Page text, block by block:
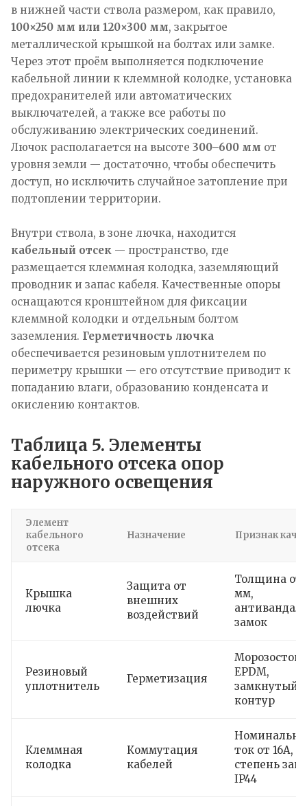
в нижней части ствола размером, как правило,
100×250 мм или 120×300 мм, закрытое
металлической крышкой на болтах или замке.
Через этот проём выполняется подключение
кабельной линии к клеммной колодке, установка
предохранителей или автоматических
выключателей, а также все работы по
обслуживанию электрических соединений.
Лючок располагается на высоте 300–600 мм от
уровня земли — достаточно, чтобы обеспечить
доступ, но исключить случайное затопление при
подтоплении территории.
Внутри ствола, в зоне лючка, находится
кабельный отсек — пространство, где
размещается клеммная колодка, заземляющий
проводник и запас кабеля. Качественные опоры
оснащаются кронштейном для фиксации
клеммной колодки и отдельным болтом
заземления. Герметичность лючка
обеспечивается резиновым уплотнителем по
периметру крышки — его отсутствие приводит к
попаданию влаги, образованию конденсата и
окислению контактов.
Таблица 5. Элементы
кабельного отсека опор
наружного освещения
Элемент
кабельного
отсека
Назначение Признак
Крышка
лючка
Защита от
внешних
воздействий
Толщина от
мм,
замок
Резиновый
уплотнитель
Герметизация
EPDM,
замкнутый
контур
Клеммная
колодка
Коммутация
кабелей
ток от 16А,
степень
IP44